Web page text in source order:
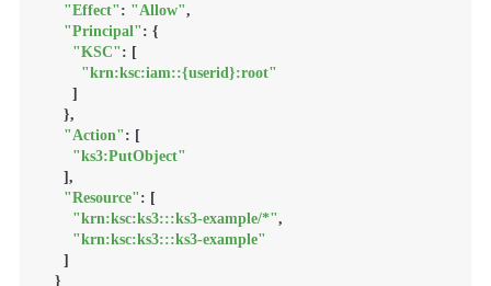
"Effect": "Allow",
"Principal": {
"KSC": [
"krn:ksc:iam::{userid}:root"
        ]
      },
"Action": [
"ks3:PutObject"
      ],
"Resource": [
"krn:ksc:ks3:::ks3-example/*",
"krn:ksc:ks3:::ks3-example"
      ]
    }